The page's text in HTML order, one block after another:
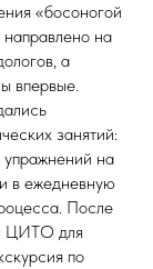
«босоногой
на
а
впервые.
занятий:
упражнений на
в ежедневную
После
ЦИТО для
по